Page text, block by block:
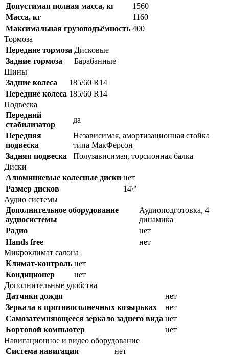
Допустимая полная масса, кг
1560
Масса, кг
1160
Максимальная грузоподъёмность 400
Тормоза
Передние тормоза Дисковые
Задние тормоза
Барабанные
Шины
Задние колеса
185/60 R14
Передние колеса 185/60 R14
Подвеска
Передний
стабилизатор
да
Передняя
подвеска
Независимая, амортизационная стойка
типа МакФерсон
Задняя подвеска
Полузависимая, торсионная балка
Диски
Алюминиевые колесные диски нет
Размер дисков
14\"
Аудио системы
Дополнительное оборудование
аудиосистемы
Аудиоподготовка, 4
динамика
Радио
нет
Hands free
нет
Микроклимат салона
Климат-контроль нет
Кондиционер
нет
Дополнительные удобства
Датчики дождя
нет
Зеркала в противосолнечных козырьках
нет
Самозатемняющееся зеркало заднего вида нет
Бортовой компьютер
нет
Навигационное и видео оборудование
Система навигации
нет